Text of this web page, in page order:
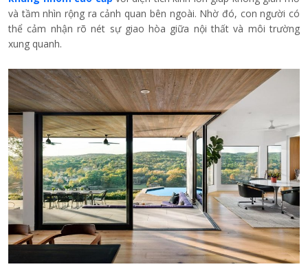
và tầm nhìn rộng ra cảnh quan bên ngoài. Nhờ đó, con người có
thể cảm nhận rõ nét sự giao hòa giữa nội thất và môi trường
xung quanh.